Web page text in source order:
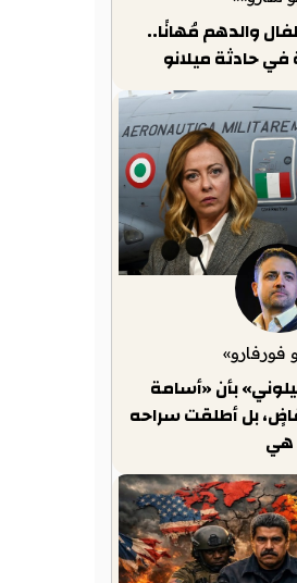
والدهم مُهانًا..
في حادثة ميلانو
فورفارو»
بأن «أسامة
بل أطلقت سراحه
هي